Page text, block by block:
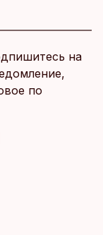
на
по